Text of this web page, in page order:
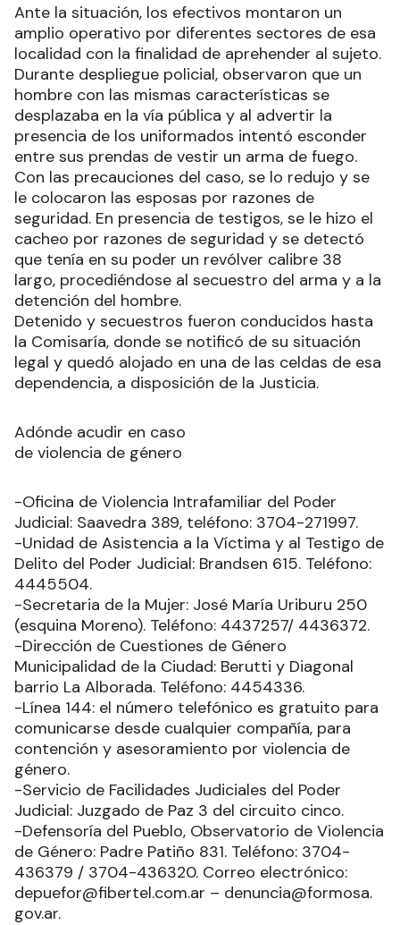
Ante la situación, los efectivos montaron un
amplio operativo por diferentes sectores de esa
localidad con la finalidad de aprehender al sujeto.
Durante despliegue policial, observaron que un
hombre con las mismas características se
desplazaba en la vía pública y al advertir la
presencia de los uniformados intentó esconder
entre sus prendas de vestir un arma de fuego.
Con las precauciones del caso, se lo redujo y se
le colocaron las esposas por razones de
seguridad. En presencia de testigos, se le hizo el
cacheo por razones de seguridad y se detectó
que tenía en su poder un revólver calibre 38
largo, procediéndose al secuestro del arma y a la
detención del hombre.
Detenido y secuestros fueron conducidos hasta
la Comisaría, donde se notificó de su situación
legal y quedó alojado en una de las celdas de esa
dependencia, a disposición de la Justicia.
Adónde acudir en caso
de violencia de género
-Oficina de Violencia Intrafamiliar del Poder
Judicial: Saavedra 389, teléfono: 3704-271997.
-Unidad de Asistencia a la Víctima y al Testigo de
Delito del Poder Judicial: Brandsen 615. Teléfono:
4445504.
-Secretaria de la Mujer: José María Uriburu 250
(esquina Moreno). Teléfono: 4437257/ 4436372.
-Dirección de Cuestiones de Género
Municipalidad de la Ciudad: Berutti y Diagonal
barrio La Alborada. Teléfono: 4454336.
-Línea 144: el número telefónico es gratuito para
comunicarse desde cualquier compañía, para
contención y asesoramiento por violencia de
género.
-Servicio de Facilidades Judiciales del Poder
Judicial: Juzgado de Paz 3 del circuito cinco.
-Defensoría del Pueblo, Observatorio de Violencia
de Género: Padre Patiño 831. Teléfono: 3704-
436379 / 3704-436320. Correo electrónico:
depuefor@fibertel.com.ar – denuncia@formosa.
gov.ar.